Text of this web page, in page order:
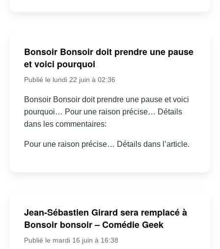
Bonsoir Bonsoir doit prendre une pause
et voici pourquoi
Publié le lundi 22 juin à 02:36
Bonsoir Bonsoir doit prendre une pause et voici
pourquoi… Pour une raison précise… Détails
dans les commentaires:
Pour une raison précise… Détails dans l’article.
Jean-Sébastien Girard sera remplacé à
Bonsoir bonsoir – Comédie Geek
Publié le mardi 16 juin à 16:38